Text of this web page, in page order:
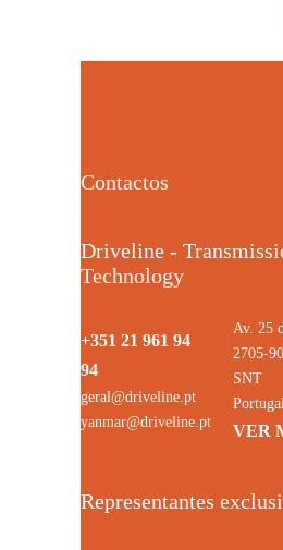
Contactos
Driveline -
Technology
+351 21 961 94
94
geral@driveline.pt
yanmar@driveline.pt
Av. 25
2705-
SNT
VER
Representantes